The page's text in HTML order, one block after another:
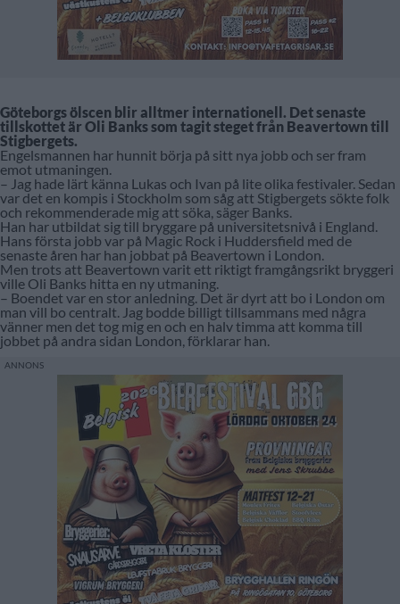
Göteborgs ölscen blir alltmer internationell. Det senaste
tillskottet är Oli Banks som tagit steget från Beavertown till
Stigbergets.
Engelsmannen har hunnit börja på sitt nya jobb och ser fram
emot utmaningen.
– Jag hade lärt känna Lukas och Ivan på lite olika festivaler. Sedan
var det en kompis i Stockholm som såg att Stigbergets sökte folk
och rekommenderade mig att söka, säger Banks.
Han har utbildat sig till bryggare på universitetsnivå i England.
Hans första jobb var på Magic Rock i Huddersfield med de
senaste åren har han jobbat på Beavertown i London.
Men trots att Beavertown varit ett riktigt framgångsrikt bryggeri
ville Oli Banks hitta en ny utmaning.
– Boendet var en stor anledning. Det är dyrt att bo i London om
man vill bo centralt. Jag bodde billigt tillsammans med några
vänner men det tog mig en och en halv timma att komma till
jobbet på andra sidan London, förklarar han.